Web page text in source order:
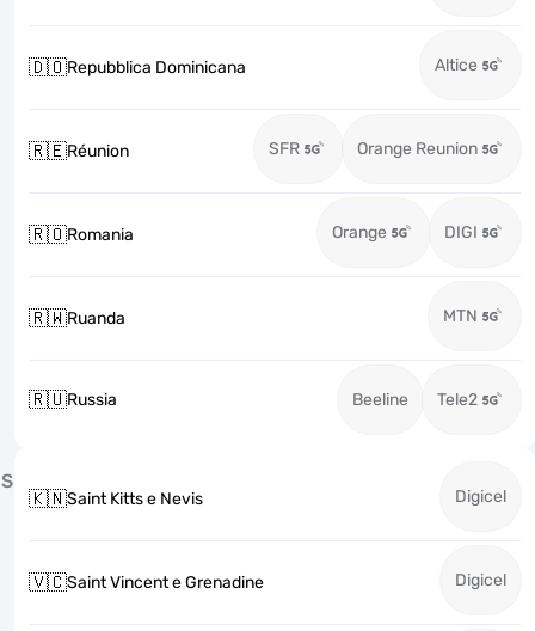
🇩🇴Repubblica Dominicana Altice
🇷🇪Réunion SFR Orange Reunion
🇷🇴Romania Orange DIGI
🇷🇼Ruanda MTN
🇷🇺Russia Beeline Tele2
S
🇰🇳Saint Kitts e Nevis Digicel
🇻🇨Saint Vincent e Grenadine Digicel